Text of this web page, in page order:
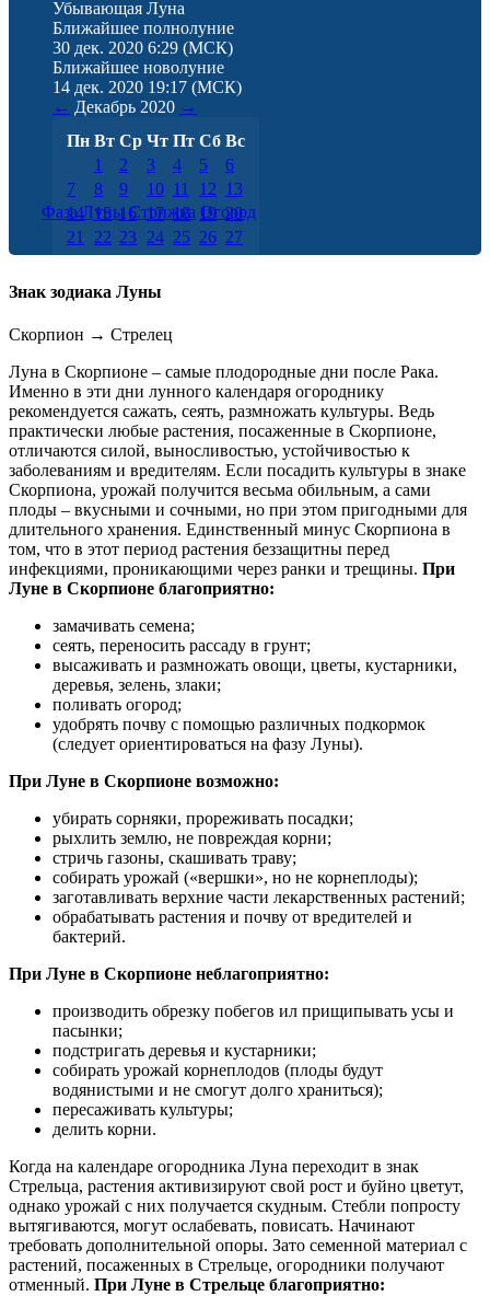
Убывающая Луна
Ближайшее полнолуние
30 дек. 2020 6:29 (МСК)
Ближайшее новолуние
14 дек. 2020 19:17 (МСК)
← Декабрь 2020 →
Пн Вт Ср Чт Пт Сб Вс
1
2 3 4 5
6
7
8 9 10 11 12 13
14 15 16 17 18 19 20
21
22 23 24 25 26 27
28 29 30 31
Фаза Луны Стрижка Огород
Знак зодиака Луны
Скорпион → Стрелец
Луна в Скорпионе – самые плодородные дни после Рака.
Именно в эти дни лунного календаря огороднику
рекомендуется сажать, сеять, размножать культуры. Ведь
практически любые растения, посаженные в Скорпионе,
отличаются силой, выносливостью, устойчивостью к
заболеваниям и вредителям. Если посадить культуры в знаке
Скорпиона, урожай получится весьма обильным, а сами
плоды – вкусными и сочными, но при этом пригодными для
длительного хранения. Единственный минус Скорпиона в
том, что в этот период растения беззащитны перед
инфекциями, проникающими через ранки и трещины. При
Луне в Скорпионе благоприятно:
замачивать семена;
сеять, переносить рассаду в грунт;
высаживать и размножать овощи, цветы, кустарники,
деревья, зелень, злаки;
поливать огород;
удобрять почву с помощью различных подкормок
(следует ориентироваться на фазу Луны).
При Луне в Скорпионе возможно:
убирать сорняки, прореживать посадки;
рыхлить землю, не повреждая корни;
стричь газоны, скашивать траву;
собирать урожай («вершки», но не корнеплоды);
заготавливать верхние части лекарственных растений;
обрабатывать растения и почву от вредителей и
бактерий.
При Луне в Скорпионе неблагоприятно:
производить обрезку побегов ил прищипывать усы и
пасынки;
подстригать деревья и кустарники;
собирать урожай корнеплодов (плоды будут
водянистыми и не смогут долго храниться);
пересаживать культуры;
делить корни.
Когда на календаре огородника Луна переходит в знак
Стрельца, растения активизируют свой рост и буйно цветут,
однако урожай с них получается скудным. Стебли попросту
вытягиваются, могут ослабевать, повисать. Начинают
требовать дополнительной опоры. Зато семенной материал с
растений, посаженных в Стрельце, огородники получают
отменный. При Луне в Стрельце благоприятно: